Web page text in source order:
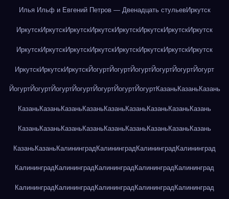
Илья Ильф и Евгений Петров — Двенадцать стульевИркутск
ИркутскИркутскИркутскИркутскИркутскИркутскИркутскИркутск
ИркутскИркутскИркутскИркутскИркутскИркутскИркутскИркутск
ИркутскИркутскИркутскЙогуртЙогуртЙогуртЙогуртЙогуртЙогурт
ЙогуртЙогуртЙогуртЙогуртЙогуртЙогуртЙогуртКазаньКазаньКазань
КазаньКазаньКазаньКазаньКазаньКазаньКазаньКазаньКазань
КазаньКазаньКазаньКазаньКазаньКазаньКазаньКазаньКазань
КазаньКазаньКалининградКалининградКалининградКалининград
КалининградКалининградКалининградКалининградКалининград
КалининградКалининградКалининградКалининградКалининград